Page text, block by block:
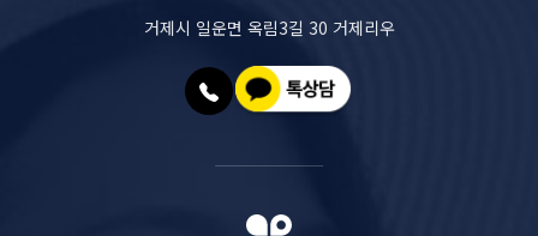
거제시 일운면 옥림3길 30 거제리우